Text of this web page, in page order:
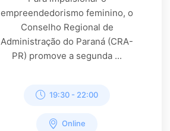
empreendedorismo feminino, o
Conselho Regional de
Administração do Paraná (CRA-
PR) promove a segunda ...
19:30 - 22:00
Online